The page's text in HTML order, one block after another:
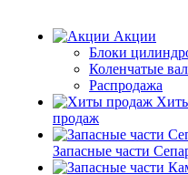
Акции
Блоки
Коленчатые
Распродажа
продаж
Запасные части